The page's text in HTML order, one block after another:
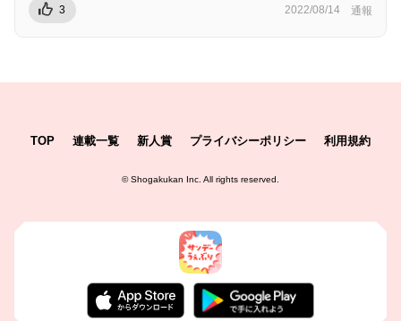
3 2022/08/14 通報
TOP 連載一覧 新人賞 プライバシーポリシー 利用規約
©Shogakukan Inc. All rights reserved.